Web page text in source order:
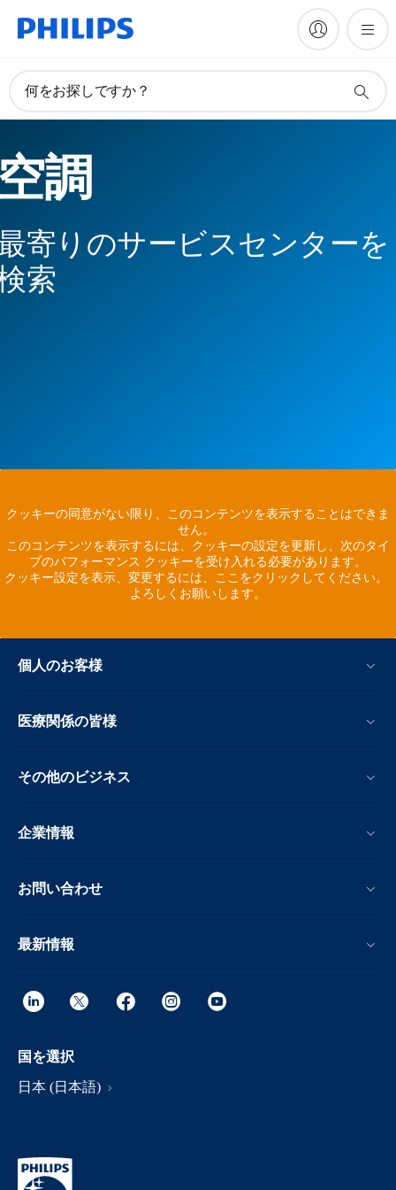
何をお探しですか？
調
寄りのサービスセンターを
索
クッキーの同意がない限り、このコンテンツを表示することはできま
せん。
このコンテンツを表示するには、クッキーの設定を更新し、次のタイ
プのパフォーマンス クッキーを受け入れる必要があります。
クッキー設定を表示、変更するには、ここをクリックしてください。
よろしくお願いします。
個人のお客様
医療関係の皆様
その他のビジネス
企業情報
お問い合わせ
最新情報
国を選択
日本 (日本語)